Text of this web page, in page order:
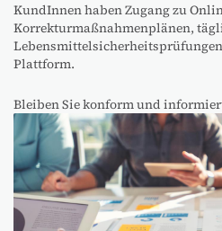
KundInnen haben Zugang zu
Korrekturmaßnahmenplänen,
Plattform.
Bleiben Sie konform und